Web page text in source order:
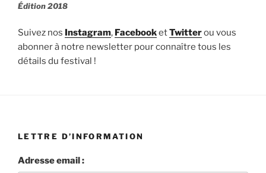
Édition 2018
Suivez nos Instagram, FacebooketTwitterou vous
abonner à notre newsletter pour connaître tous les
détails du festival !
LETTRE D’INFORMATION
Adresse email :